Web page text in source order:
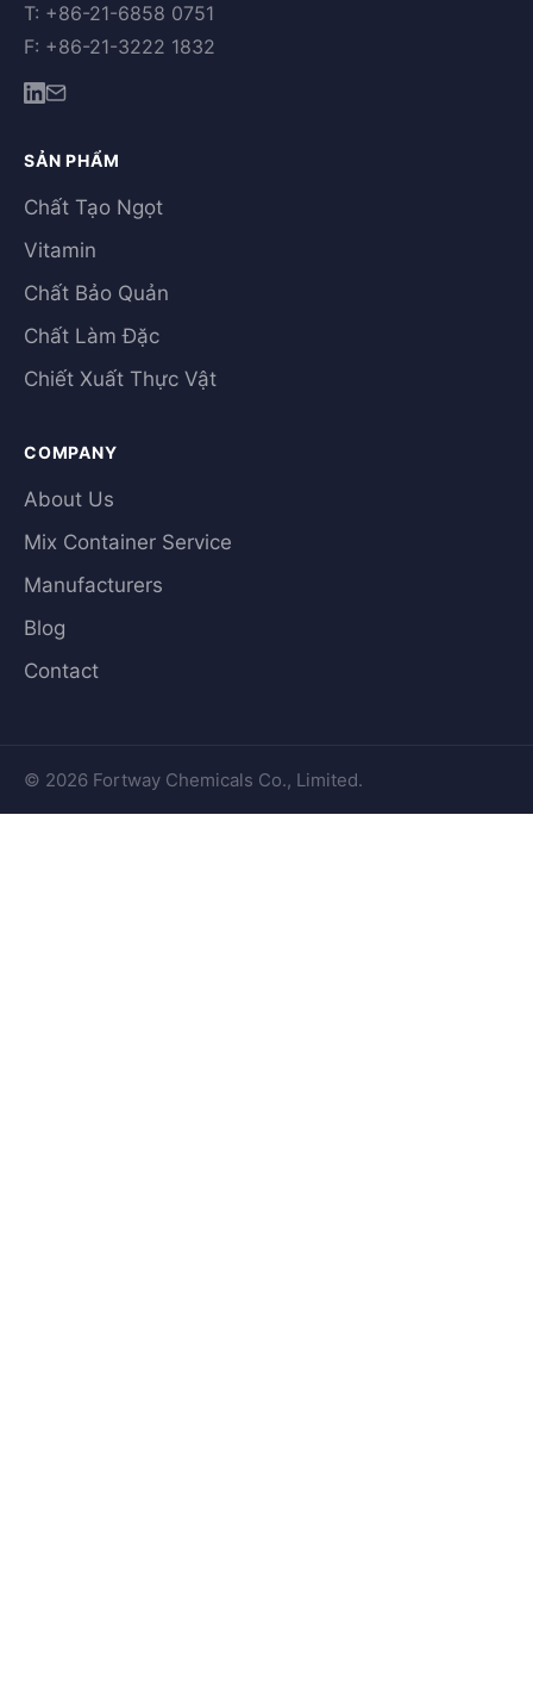
T: +86-21-6858 0751
F: +86-21-3222 1832
SẢN PHẨM
Chất Tạo Ngọt
Vitamin
Chất Bảo Quản
Chất Làm Đặc
Chiết Xuất Thực Vật
COMPANY
About Us
Mix Container Service
Manufacturers
Blog
Contact
© 2026 Fortway Chemicals Co., Limited.